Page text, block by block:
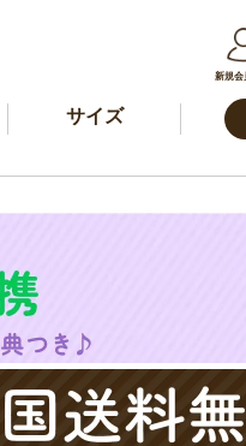
新規会
サイズ